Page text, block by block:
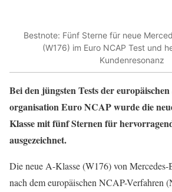
Bestnote: Fünf Sterne für neue
(W176) im Euro NCAP Test und
Kundenresonanz
Bei den jüngsten Tests der
organisation Euro NCAP wurde die
Klasse mit fünf Sternen für
ausgezeichnet.
Die neue A-Klasse (W176) von Mercedes-
nach dem europäischen NCAP-Verfahren